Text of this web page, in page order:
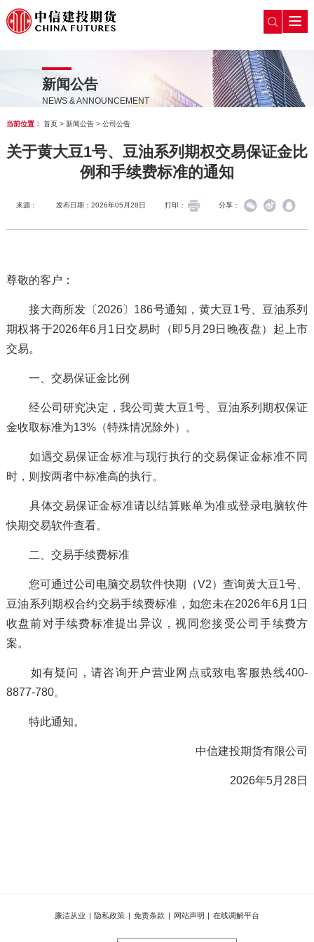
新闻公告
NEWS & ANNOUNCEMENT
当前位置： 首页> 新闻公告> 公司公告
关于黄大豆1号、豆油系列期权交易保证金比
例和手续费标准的通知
来源： 发布日期：2026年05月28日 打印： 分享：
尊敬的客户：
接大商所发〔2026〕186号通知，黄大豆1号、豆油系列
期权将于2026年6月1日交易时（即5月29日晚夜盘）起上市
交易。
一、交易保证金比例
经公司研究决定，我公司黄大豆1号、豆油系列期权保证
金收取标准为13%（特殊情况除外）。
如遇交易保证金标准与现行执行的交易保证金标准不同
时，则按两者中标准高的执行。
具体交易保证金标准请以结算账单为准或登录电脑软件
快期交易软件查看。
二、交易手续费标准
您可通过公司电脑交易软件快期（V2）查询黄大豆1号、
豆油系列期权合约交易手续费标准，如您未在2026年6月1日
收盘前对手续费标准提出异议，视同您接受公司手续费方
案。
如有疑问，请咨询开户营业网点或致电客服热线400-
8877-780。
特此通知。
中信建投期货有限公司
2026年5月28日
廉洁从业 | 隐私政策 | 免责条款 | 网站声明 | 在线调解平台